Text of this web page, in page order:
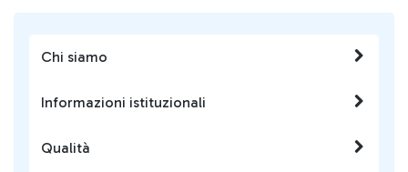
Chi siamo
Informazioni istituzionali
Qualità